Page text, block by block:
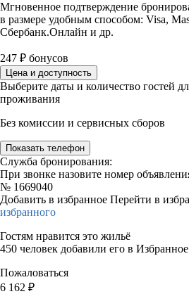
Мгновенное подтверждение
в размере удобным способом: Visa,
Сбербанк.Онлайн и др.
247 ₽ бонусов
Цена и доступность
Выберите даты и количество гостей
проживания
Без комиссии и сервисных сборов
Показать телефон
Служба бронирования:
При звонке назовите номер
№ 1669040
Добавить в избранное Перейти в
избранного
Гостям нравится это жильё
450 человек добавили его в Избранное
Пожаловаться
6 162 ₽